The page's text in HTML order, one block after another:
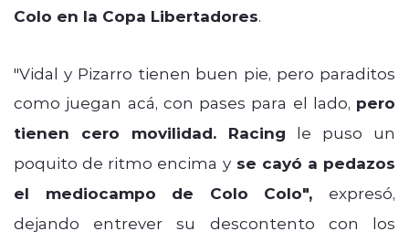
Colo en la Copa Libertadores.
"Vidal y Pizarro tienen buen pie, pero paraditos
como juegan acá, con pases para el lado, pero
tienen cero movilidad. Racing le puso un
poquito de ritmo encima yse cayó a pedazos
el mediocampo de Colo Colo", expresó,
dejando entrever su descontento con los